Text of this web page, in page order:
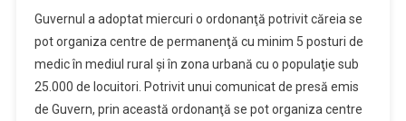
Guvernul a adoptat miercuri o ordonanţă potrivit căreia se
pot organiza centre de permanenţă cu minim 5 posturi de
medic în mediul rural şi în zona urbană cu o populaţie sub
25.000 de locuitori. Potrivit unui comunicat de presă emis
de Guvern, prin această ordonanţă se pot organiza centre